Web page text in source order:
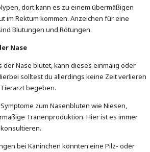
dort kann es zu einem übermäßigen
im Rektum kommen. Anzeichen für eine
Blutungen und Rötungen.
Nase
der Nase blutet, kann dieses einmalig oder
solltest du allerdings keine Zeit verlieren
begeben.
zum Nasenbluten wie Niesen,
Tränenproduktion. Hier ist es immer
bei Kaninchen könnten eine Pilz- oder